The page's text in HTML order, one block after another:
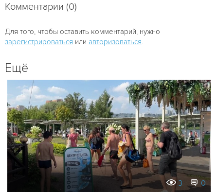
Комментарии (0)
Для того, чтобы оставить комментарий, нужно
зарегистрироваться или авторизоваться
Ещё
3 0